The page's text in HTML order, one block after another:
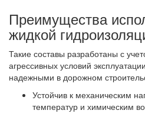
Преимущества
жидкой
Такие составы разработаны с
агрессивных условий
надежными в дорожном
Устойчив к механическим
температур и химическим